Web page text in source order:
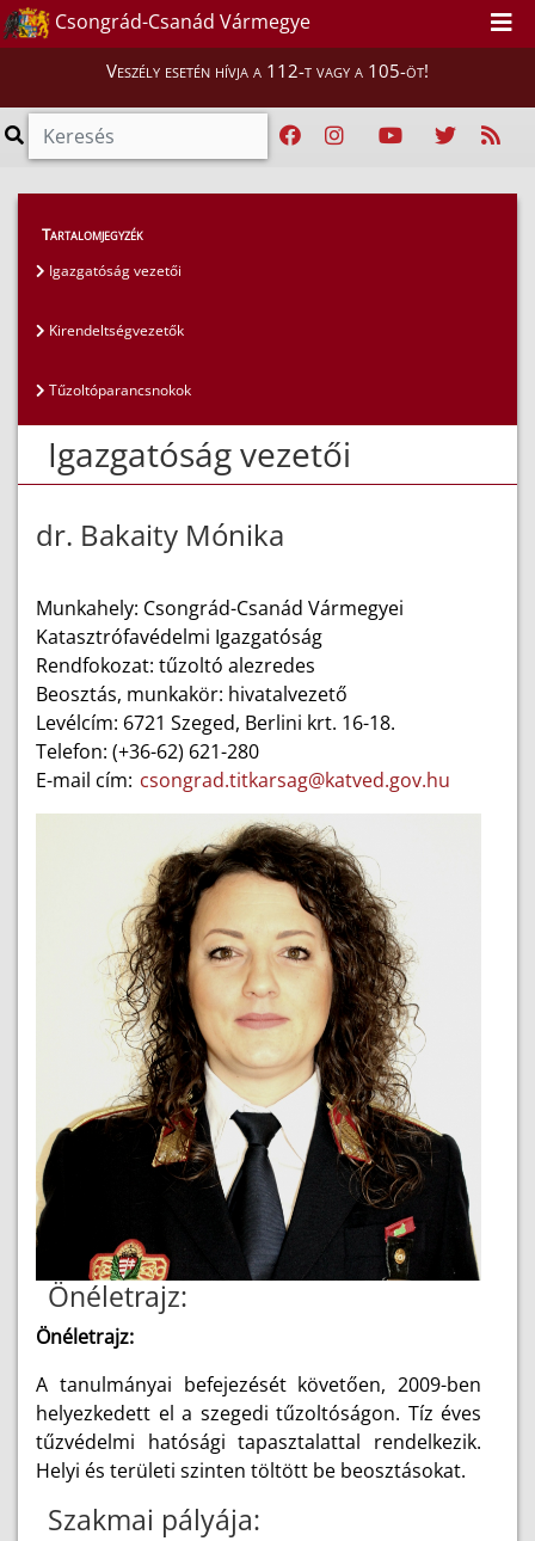
Csongrád-Csanád Vármegye
Veszély esetén hívja a 112-t vagy a 105-öt!
Magunkról
Igazgatóság vezetői
Tartalomjegyzék
Igazgatóság vezetői
Kirendeltségvezetők
Tűzoltóparancsnokok
Igazgatóság vezetői
dr. Bakaity Mónika
Munkahely: Csongrád-Csanád Vármegyei
Katasztrófavédelmi Igazgatóság
Rendfokozat: tűzoltó alezredes
Beosztás, munkakör: hivatalvezető
Levélcím: 6721 Szeged, Berlini krt. 16-18.
Telefon: (+36-62) 621-280
E-mail cím: csongrad.titkarsag@katved.gov.hu
Önéletrajz:
Önéletrajz:
A tanulmányai befejezését követően, 2009-ben
helyezkedett el a szegedi tűzoltóságon. Tíz éves
tűzvédelmi hatósági tapasztalattal rendelkezik.
Helyi és területi szinten töltött be beosztásokat.
Szakmai pályája: